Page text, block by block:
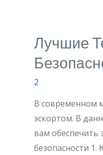
Лучшие
2
В современном
эскортом. В
вам обеспечить
безопасности